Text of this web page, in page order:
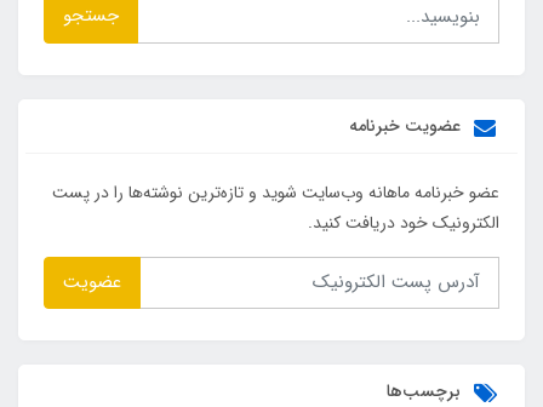
جستجو
عضویت خبرنامه
عضو خبرنامه ماهانه وب‌سایت شوید و تازه‌ترین نوشته‌ها را در پست
الکترونیک خود دریافت کنید.
عضویت
برچسب‌ها